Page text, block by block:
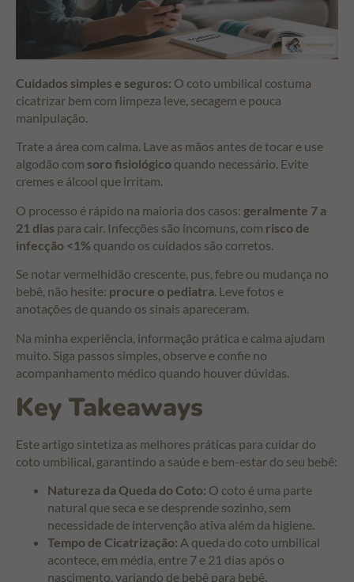
Cuidados simples e seguros: O coto umbilical costuma
cicatrizar bem com limpeza leve, secagem e pouca
manipulação.
Trate a área com calma. Lave as mãos antes de tocar e use
algodão com soro fisiológico quando necessário. Evite
cremes e álcool que irritam.
O processo é rápido na maioria dos casos: geralmente 7 a
21 dias para cair. Infecções são incomuns, com risco de
infecção <1% quando os cuidados são corretos.
Se notar vermelhidão crescente, pus, febre ou mudança no
bebê, não hesite: procure o pediatra. Leve fotos e
anotações de quando os sinais apareceram.
Na minha experiência, informação prática e calma ajudam
muito. Siga passos simples, observe e confie no
acompanhamento médico quando houver dúvidas.
Key Takeaways
Este artigo sintetiza as melhores práticas para cuidar do
coto umbilical, garantindo a saúde e bem-estar do seu bebê:
Natureza da Queda do Coto: O coto é uma parte
natural que seca e se desprende sozinho, sem
necessidade de intervenção ativa além da higiene.
Tempo de Cicatrização: A queda do coto umbilical
acontece, em média, entre 7 e 21 dias após o
nascimento, variando de bebê para bebê.